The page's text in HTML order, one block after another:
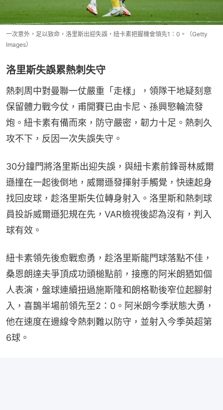
一次意外，足以致命，洛里斯出迎失誤，紐卡素把握機會領先1：0。（Getty
Images）
洛里斯失誤累熱刺失守
熱刺周中對曼聯一仗嚴重「走樣」，領隊干地疑刻意
保留體力戰今仗，甫開賽已由卡尼、孫興慜輪流發
炮。紐卡素有備而來，防守嚴密，韌力十足。熱刺久
攻不下，反因一次失誤失守。
30分鐘門將洛里斯出迎失誤，與紐卡素前鋒哥林威爾
遜撞在一起後倒地，威爾遜發揮射手觸覺，快速起身
找回皮球，趁洛里斯失位轉身射入。洛里斯和熱刺球
員投訴威爾遜犯規在先，VAR檢視後認為沒有，判入
球有效。
紐卡素領先後愈戰愈勇，趁洛里斯龍門球落點不佳，
桑恩朗達夫爭頂成功頭槌點前，接應的阿米朗猶如個
人表演，盤球連續扭過施斯隆和朗格勒後窄位起腳射
入，喜鵲半場前領先至2：0。阿米朗今季狀態大勇，
他在速度在邊線令熱刺難以防守，並射入今季英超第
6球。